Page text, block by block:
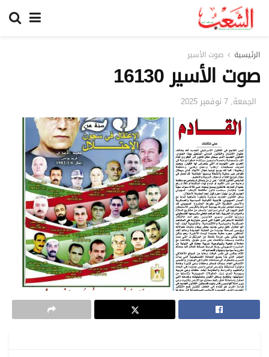
الرئيسية صوت الأسير
صوت الأسير 16130
الجمعة, 7 نوفمبر 2025